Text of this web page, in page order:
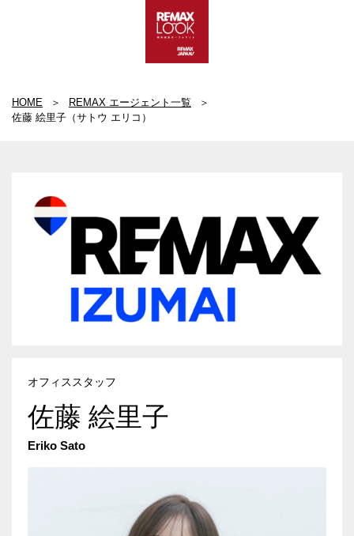
HOME
REMAX エージェント一覧
佐藤 絵里子（サトウ エリコ）
オフィススタッフ
佐藤 絵里子
Eriko Sato